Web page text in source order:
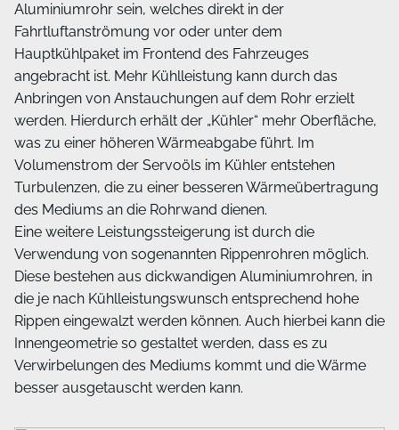
Aluminiumrohr sein, welches direkt in der
Fahrtluftanströmung vor oder unter dem
Hauptkühlpaket im Frontend des Fahrzeuges
angebracht ist. Mehr Kühlleistung kann durch das
Anbringen von Anstauchungen auf dem Rohr erzielt
werden. Hierdurch erhält der „Kühler“ mehr Oberfläche,
was zu einer höheren Wärmeabgabe führt. Im
Volumenstrom der Servoöls im Kühler entstehen
Turbulenzen, die zu einer besseren Wärmeübertragung
des Mediums an die Rohrwand dienen.
Eine weitere Leistungssteigerung ist durch die
Verwendung von sogenannten Rippenrohren möglich.
Diese bestehen aus dickwandigen Aluminiumrohren, in
die je nach Kühlleistungswunsch entsprechend hohe
Rippen eingewalzt werden können. Auch hierbei kann die
Innengeometrie so gestaltet werden, dass es zu
Verwirbelungen des Mediums kommt und die Wärme
besser ausgetauscht werden kann.